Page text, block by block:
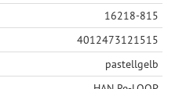
16218-815
4012473121515
pastellgelb